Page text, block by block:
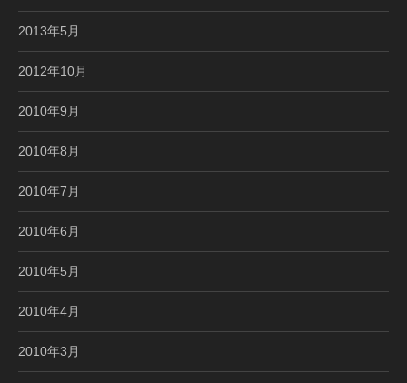
2013年5月
2012年10月
2010年9月
2010年8月
2010年7月
2010年6月
2010年5月
2010年4月
2010年3月